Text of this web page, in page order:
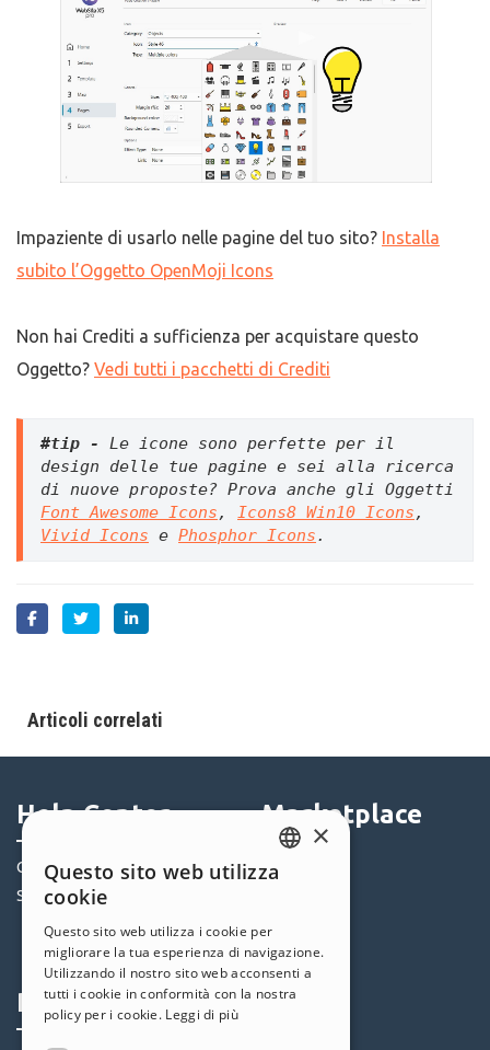
Impaziente di usarlo nelle pagine del tuo sito? Installa
subito l’Oggetto OpenMoji Icons
Non hai Crediti a sufficienza per acquistare questo
Oggetto? Vedi tutti i pacchetti di Crediti
#tip -
Le icone sono perfette per il
design delle tue pagine e sei alla ricerca
Font Awesome Icons, Icons8 Win10 Icons
Vivid Icons e Phosphor Icons.
Articoli correlati
Help Center
Community
Siti Utenti
Marketplace
Templates
Offerte
Profilo Seguici
ENGLISH
GERMAN
SPANISH
×
Questo sito web utilizza
cookie
Questo sito web utilizza i cookie per
migliorare la tua esperienza di navigazione.
Utilizzando il nostro sito web acconsenti a
tutti i cookie in conformità con la nostra
policy per i cookie. Leggi di più